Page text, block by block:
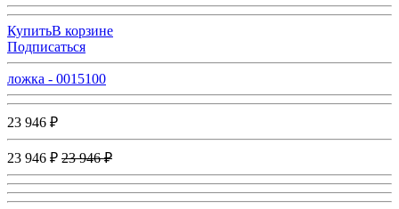
КупитьВ корзине
Подписаться
ложка - 0015100
23 946 ₽
23 946 ₽ 23 946 ₽